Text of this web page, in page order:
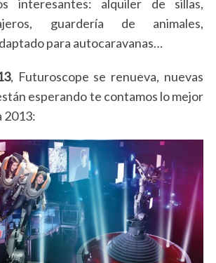
interesantes: alquiler de sillas,
guardería de animales,
para autocaravanas…
, Futuroscope se renueva, nuevas
esperando te contamos lo mejor
2013: